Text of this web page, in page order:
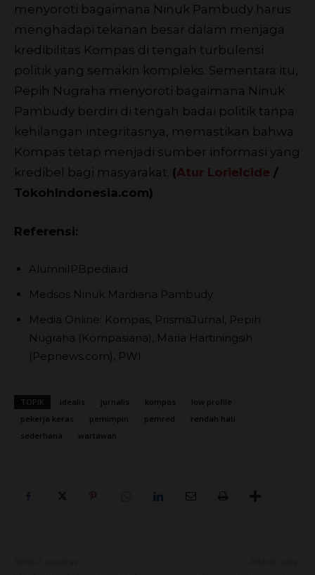
menyoroti bagaimana Ninuk Pambudy harus
menghadapi tekanan besar dalam menjaga
kredibilitas Kompas di tengah turbulensi
politik yang semakin kompleks. Sementara itu,
Pepih Nugraha menyoroti bagaimana Ninuk
Pambudy berdiri di tengah badai politik tanpa
kehilangan integritasnya, memastikan bahwa
Kompas tetap menjadi sumber informasi yang
kredibel bagi masyarakat. (Atur Lorielcide /
TokohIndonesia.com)
Referensi:
AlumniIPBpedia.id
Medsos Ninuk Mardiana Pambudy
Media Online: Kompas, PrismaJurnal, Pepih
Nugraha (Kompasiana), Maria Hartiningsih
(Pepnews.com), PWI
TOPIK idealis jurnalis kompas
low profile
pekerja keras
pemimpin pemred
rendah hati
sederhana
wartawan